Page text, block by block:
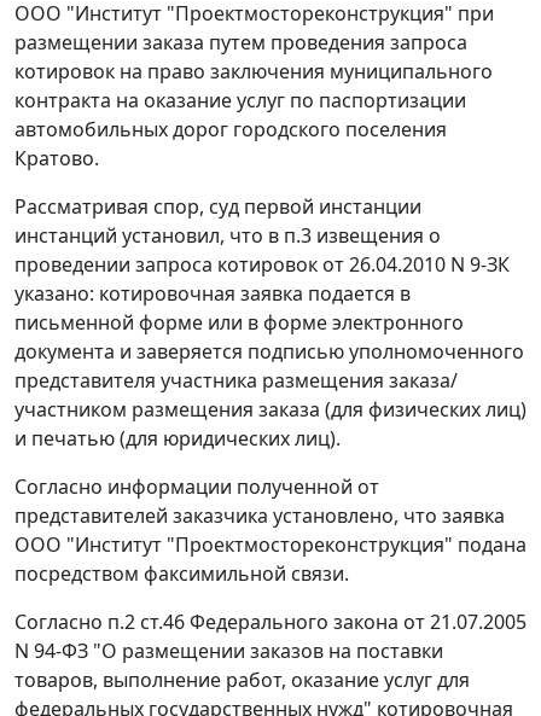
ООО "Институт "Проектмостореконструкция" при
размещении заказа путем проведения запроса
котировок на право заключения муниципального
контракта на оказание услуг по паспортизации
автомобильных дорог городского поселения
Кратово.
Рассматривая спор, суд первой инстанции
инстанций установил, что в п.3 извещения о
проведении запроса котировок от 26.04.2010 N 9-ЗК
указано: котировочная заявка подается в
письменной форме или в форме электронного
документа и заверяется подписью уполномоченного
представителя участника размещения заказа/
участником размещения заказа (для физических лиц)
и печатью (для юридических лиц).
Согласно информации полученной от
представителей заказчика установлено, что заявка
ООО "Институт "Проектмостореконструкция" подана
посредством факсимильной связи.
Согласно п.2 ст.46Федерального закона от 21.07.2005
N 94-ФЗ "О размещении заказов на поставки
товаров, выполнение работ, оказание услуг для
федеральных государственных нужд" котировочная